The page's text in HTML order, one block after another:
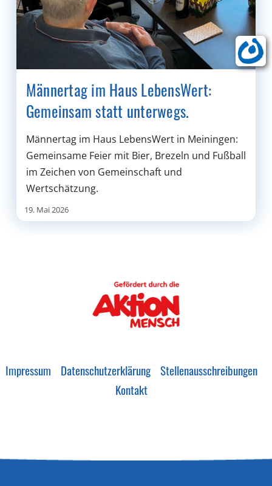
Männertag im Haus LebensWert:
Gemeinsam statt unterwegs.
Männertag im Haus LebensWert in Meiningen:
Gemeinsame Feier mit Bier, Brezeln und Fußball
im Zeichen von Gemeinschaft und
Wertschätzung.
19. Mai 2026
Impressum Datenschutzerklärung Stellenausschreibungen
Kontakt